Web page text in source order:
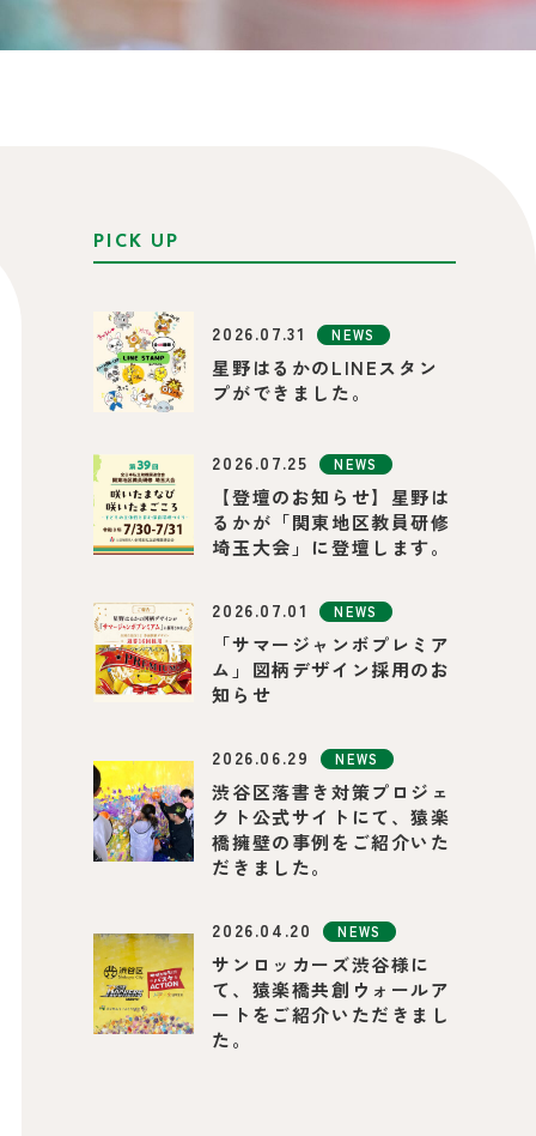
PICK UP
2026.07.31 NEWS
星野はるかのLINEスタン
プができました。
2026.07.25 NEWS
【登壇のお知らせ】星野は
るかが「関東地区教員研修
埼玉大会」に登壇します。
2026.07.01 NEWS
「サマージャンボプレミア
ム」図柄デザイン採用のお
知らせ
2026.06.29 NEWS
渋谷区落書き対策プロジェ
クト公式サイトにて、猿楽
橋擁壁の事例をご紹介いた
だきました。
2026.04.20 NEWS
サンロッカーズ渋谷様に
て、猿楽橋共創ウォールア
ートをご紹介いただきまし
た。